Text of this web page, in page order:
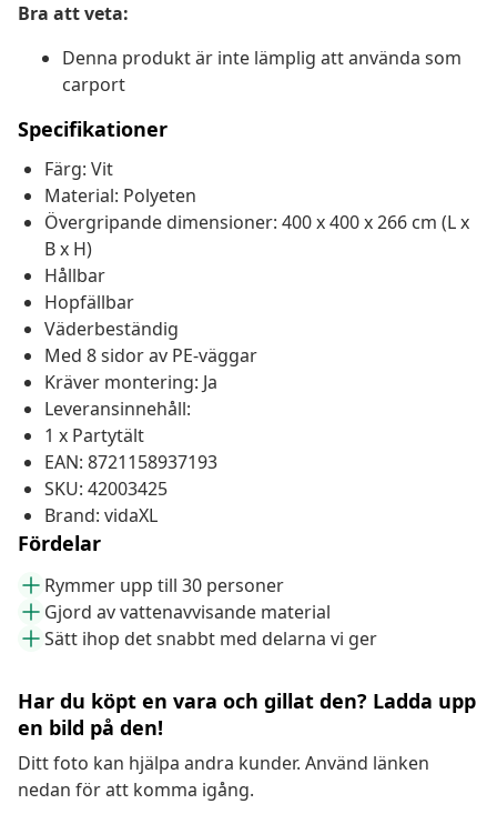
Bra att veta:
Denna produkt är inte lämplig att använda som
carport
Specifikationer
Färg: Vit
Material: Polyeten
Övergripande dimensioner: 400 x 400 x 266 cm (L x
B x H)
Hållbar
Hopfällbar
Väderbeständig
Med 8 sidor av PE-väggar
Kräver montering: Ja
Leveransinnehåll:
1 x Partytält
EAN: 8721158937193
SKU: 42003425
Brand: vidaXL
Fördelar
Rymmer upp till 30 personer
Gjord av vattenavvisande material
Sätt ihop det snabbt med delarna vi ger
Har du köpt en vara och gillat den? Ladda upp
en bild på den!
Ditt foto kan hjälpa andra kunder. Använd länken
nedan för att komma igång.